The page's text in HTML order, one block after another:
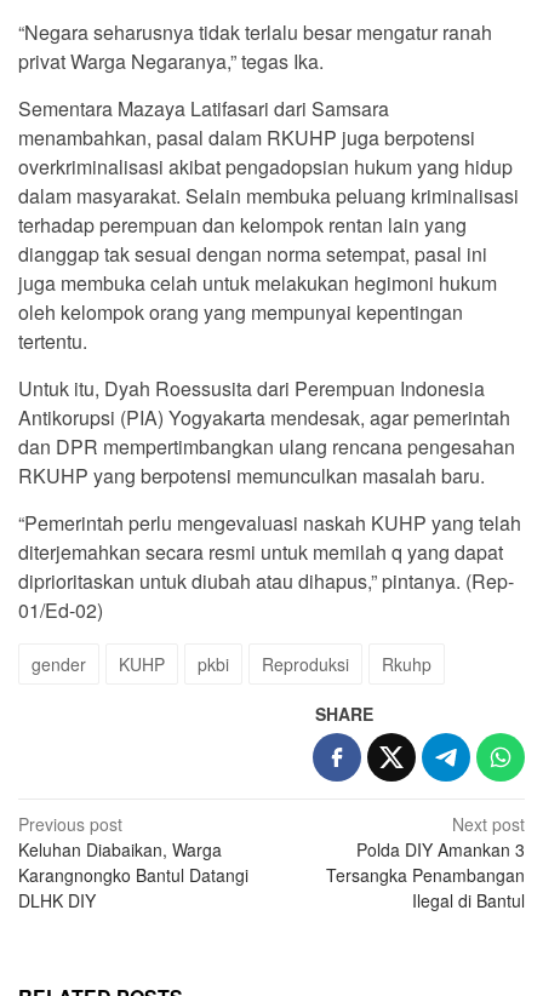
“Negara seharusnya tidak terlalu besar mengatur ranah
privat Warga Negaranya,” tegas Ika.
Sementara Mazaya Latifasari dari Samsara
menambahkan, pasal dalam RKUHP juga berpotensi
overkriminalisasi akibat pengadopsian hukum yang hidup
dalam masyarakat. Selain membuka peluang kriminalisasi
terhadap perempuan dan kelompok rentan lain yang
dianggap tak sesuai dengan norma setempat, pasal ini
juga membuka celah untuk melakukan hegimoni hukum
oleh kelompok orang yang mempunyai kepentingan
tertentu.
Untuk itu, Dyah Roessusita dari Perempuan Indonesia
Antikorupsi (PIA) Yogyakarta mendesak, agar pemerintah
dan DPR mempertimbangkan ulang rencana pengesahan
RKUHP yang berpotensi memunculkan masalah baru.
“Pemerintah perlu mengevaluasi naskah KUHP yang telah
diterjemahkan secara resmi untuk memilah q yang dapat
diprioritaskan untuk diubah atau dihapus,” pintanya. (Rep-
01/Ed-02)
gender KUHP pkbi Reproduksi Rkuhp
SHARE
Post
navigation
Previous post
Keluhan Diabaikan, Warga
Karangnongko Bantul Datangi
DLHK DIY
Next post
Polda DIY Amankan 3
Tersangka Penambangan
Ilegal di Bantul